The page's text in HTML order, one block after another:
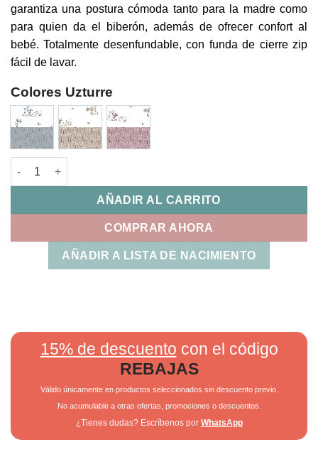
garantiza una postura cómoda tanto para la madre como
para quien da el biberón, además de ofrecer confort al
bebé. Totalmente desenfundable, con funda de cierre zip
fácil de lavar.
Colores Uzturre
Cojin Lactancia Pablo Uzturre cantidad
AÑADIR AL CARRITO
COMPRAR AHORA
AÑADIR A LISTA DE NACIMIENTO
15% de descuento con el código
REBAJAS
Válido únicamente en productos seleccionados sin descuento previo.
No acumulable a otras ofertas, promociones o descuentos.
¿Tienes dudas? Escríbenos por WhatsApp